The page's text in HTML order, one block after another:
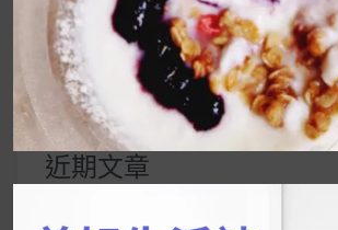
搜
關
鍵
字:
近期文章